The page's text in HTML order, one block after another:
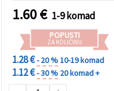
1.60€ 1-9 komad
POPUSTI
ZA KOLIČINU
1.28 €- 20 %10-19 komad
1.12 €- 30 % 20 komad +